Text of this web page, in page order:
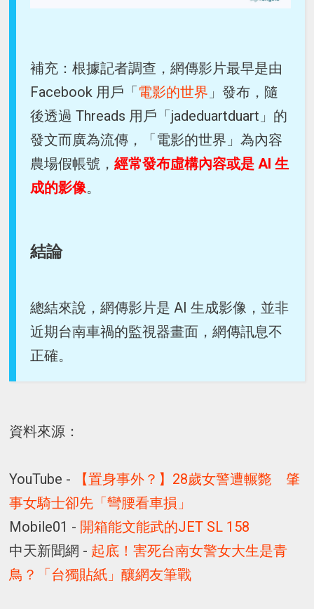
補充：根據記者調查，網傳影片最早是由
Facebook 用戶「電影的世界 」發布，隨
後透過 Threads 用戶「jadeduartduart」的
發文而廣為流傳，「電影的世界」為內容
農場假帳號，經常發布虛構內容或是 AI 生
成的影像。
結論
總結來說，網傳影片是 AI 生成影像，並非
近期台南車禍的監視器畫面，網傳訊息不
正確。
資料來源：
YouTube -
【置身事外？】28歲女警遭輾斃 肇
事女騎士卻先「彎腰看車損」
Mobile01 - 開箱能文能武的JET SL 158
中天新聞網 - 起底！害死台南女警女大生是青
鳥？「台獨貼紙」釀網友筆戰